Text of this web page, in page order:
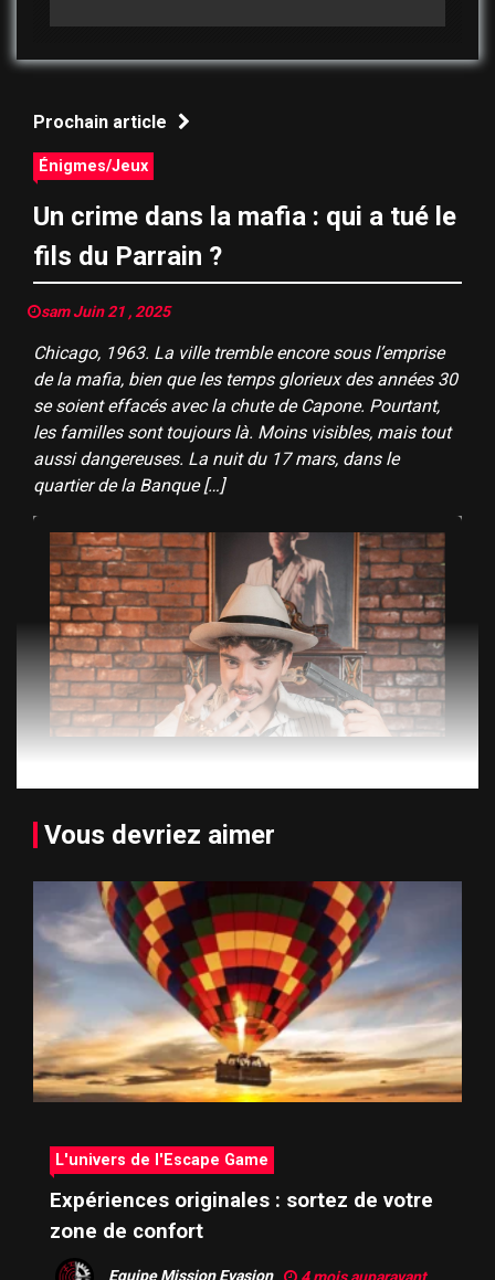
Prochain article
Énigmes/Jeux
Un crime dans la mafia : qui a tué le
fils du Parrain ?
sam Juin 21 , 2025
Chicago, 1963. La ville tremble encore sous l’emprise
de la mafia, bien que les temps glorieux des années 30
se soient effacés avec la chute de Capone. Pourtant,
les familles sont toujours là. Moins visibles, mais tout
aussi dangereuses. La nuit du 17 mars, dans le
quartier de la Banque […]
Vous devriez aimer
L'univers de l'Escape Game
Expériences originales : sortez de votre
zone de confort
Equipe Mission Evasion